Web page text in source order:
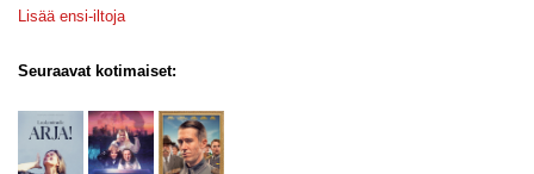
Lisää ensi-iltoja
Seuraavat kotimaiset: